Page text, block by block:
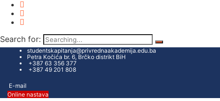
Search for:
studentskapitanja@privrednaakademija.edu.ba
Petra Kočića br. 6, Brčko distrikt BiH
+387 63 356 377
+387 49 201 808
E-mail
Online nastava